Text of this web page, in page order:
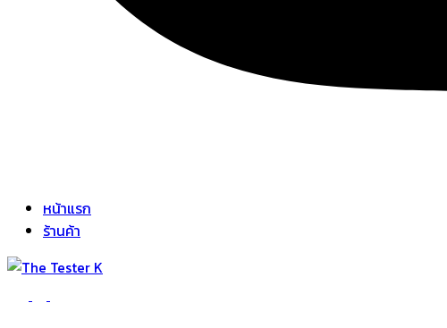
หน้าแรก
ร้านค้า
The Tester K
Korean cosmetics